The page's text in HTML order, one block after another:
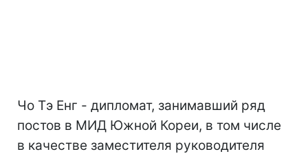
Чо Тэ Енг - дипломат, занимавший ряд
постов в МИД Южной Кореи, в том числе
в качестве заместителя руководителя